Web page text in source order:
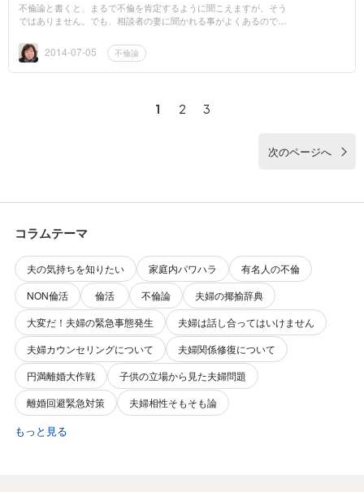
不倫論と書くと、まるで不倫を肯定するように聞こえますが、そう
ではありません。でも、相談者の妻に聞かれる事がよくあるのです
いのですか？」...
2014-07-05 不倫論
1 2 3
次のページへ
コラムテーマ
夫の気持ちを知りたい 家庭内パワハラ
有名人の不倫
NON倫活
倫活 不倫論
夫婦の揶揄辞典
大変だ！夫婦の緊急事態発生
夫婦は話し合ってはいけません
夫婦カウンセリングについて
夫婦関係修復について
円満離婚大作戦
子供の立場から見た夫婦問題
離婚回避緊急対策
夫婦相性そもそも論
もっと見る